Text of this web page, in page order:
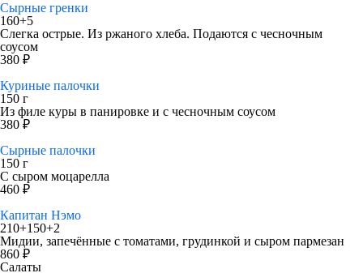
Сырные гренки
160+5
Слегка острые. Из ржаного хлеба. Подаются с чесночным
соусом
380 ₽
Куриные палочки
150 г
Из филе куры в панировке и с чесночным соусом
380 ₽
Сырные палочки
150 г
С сыром моцарелла
460 ₽
Капитан Нэмо
210+150+2
Мидии, запечённые с томатами, грудинкой и сыром пармезан
860 ₽
Салаты